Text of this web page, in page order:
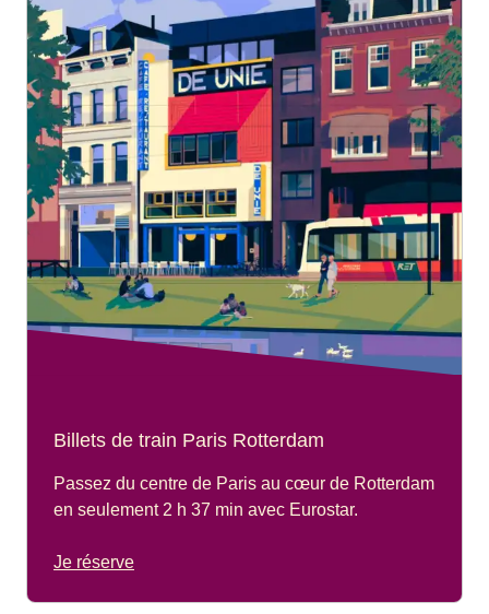
Billets de train Paris Rotterdam
Passez du centre de Paris au cœur de Rotterdam
en seulement 2 h 37 min avec Eurostar.
Je réserve